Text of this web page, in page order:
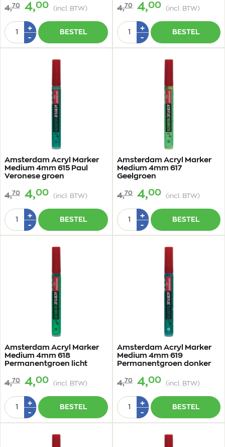
4,70 4,00 (incl. BTW)
Aantal
+Plus
-Min
1
BESTEL
4,70 4,00 (incl. BTW)
Aantal
+Plus
-Min
1
BESTEL
Amsterdam Acryl Marker
Medium 4mm 615 Paul
Veronese groen
4,70 4,00 (incl. BTW)
Aantal
+Plus
-Min
1
BESTEL
Amsterdam Acryl Marker
Medium 4mm 617
Geelgroen
4,70 4,00 (incl. BTW)
Aantal
+Plus
-Min
1
BESTEL
Amsterdam Acryl Marker
Medium 4mm 618
Permanentgroen licht
4,70 4,00 (incl. BTW)
Aantal
+Plus
-Min
1
BESTEL
Amsterdam Acryl Marker
Medium 4mm 619
Permanentgroen donker
4,70 4,00 (incl. BTW)
Aantal
+Plus
-Min
1
BESTEL